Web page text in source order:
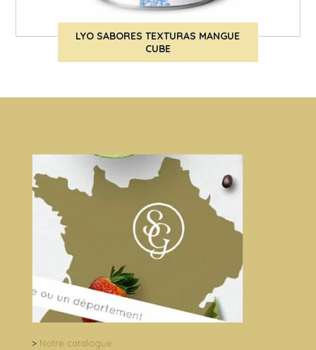
LYO SABORES TEXTURAS MANGUE
CUBE
> Notre catalogue